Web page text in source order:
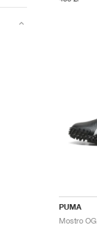
PUMA